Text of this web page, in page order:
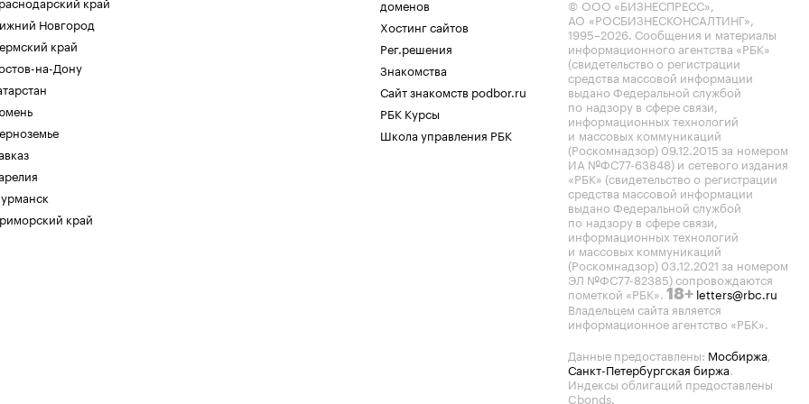
Новгород
край
на-Дону
край
доменов
Хостинг сайтов
Рег.решения
Знакомства
Сайт знакомств podbor.ru
РБК Курсы
Школа управления РБК
© ООО «БИЗНЕСПРЕСС»,
АО «РОСБИЗНЕСКОНСАЛТИНГ»,
1995–2026. Сообщения и материалы
информационного агентства «РБК»
(свидетельство о регистрации
средства массовой информации
выдано Федеральной службой
по надзору в сфере связи,
информационных технологий
и массовых коммуникаций
(Роскомнадзор) 09.12.2015 за номером
ИА №ФС77-63848) и сетевого издания
«РБК» (свидетельство о регистрации
средства массовой информации
выдано Федеральной службой
по надзору в сфере связи,
информационных технологий
и массовых коммуникаций
(Роскомнадзор) 03.12.2021 за номером
ЭЛ №ФС77-82385) сопровождаются
пометкой «РБК». 18+ letters@rbc.ru
Владельцем сайта является
информационное агентство «РБК».
Данные предоставлены: Мосбиржа,
Санкт-Петербургская биржа.
Индексы облигаций предоставлены
Cbonds.